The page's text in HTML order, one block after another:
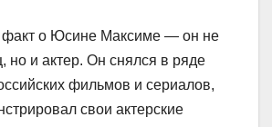
факт о Юсине Максиме — он не
но и актер. Он снялся в ряде
фильмов и сериалов,
свои актерские